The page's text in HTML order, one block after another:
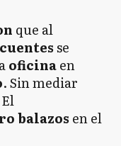
que al
se
oficinaen
. Sin mediar
balazos en el